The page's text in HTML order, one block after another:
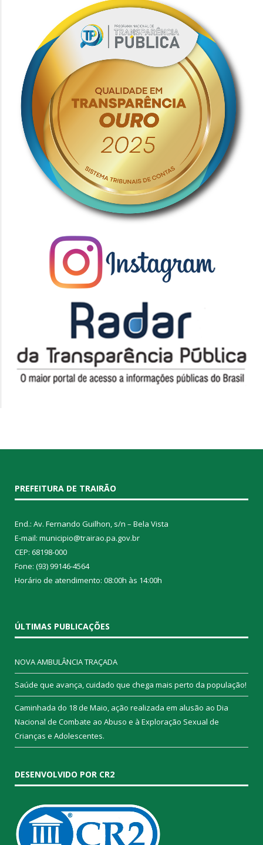
PREFEITURA DE TRAIRÃO
End.: Av. Fernando Guilhon, s/n – Bela Vista
E-mail: municipio@trairao.pa.gov.br
CEP: 68198-000
Fone: (93) 99146-4564
Horário de atendimento: 08:00h às 14:00h
ÚLTIMAS PUBLICAÇÕES
NOVA AMBULÂNCIA TRAÇADA
Saúde que avança, cuidado que chega mais perto da população!
Caminhada do 18 de Maio, ação realizada em alusão ao Dia
Nacional de Combate ao Abuso e à Exploração Sexual de
Crianças e Adolescentes.
DESENVOLVIDO POR CR2